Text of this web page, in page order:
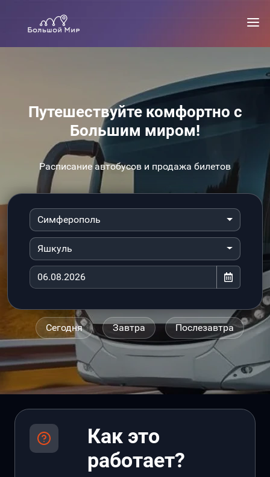
Путешествуйте комфортно с
Большим миром!
Расписание автобусов и продажа билетов
Симферополь
Яшкуль
Сегодня Завтра Послезавтра
Как это
работает?